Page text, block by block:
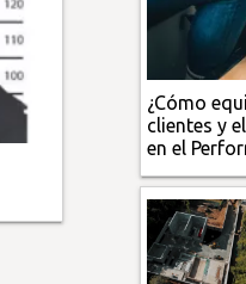
¿Cómo
clientes y
en el